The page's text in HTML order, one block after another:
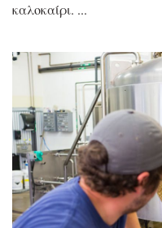
καλοκαίρι.